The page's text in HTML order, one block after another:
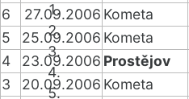
6
27.09.2006 Kometa
5
25.09.2006 Kometa
4
23.09.2006 Prostějov
3
20.09.2006 Kometa